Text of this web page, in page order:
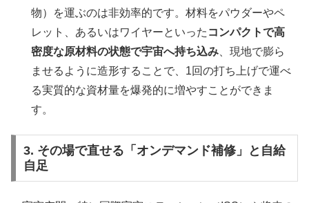
物）を運ぶのは非効率的です。材料をパウダーやペ
レット、あるいはワイヤーといった コンパクトで高
密度な原材料の状態で宇宙へ持ち込み 、現地で膨ら
ませるように造形することで、1回の打ち上げで運べ
る実質的な資材量を爆発的に増やすことができま
す。
3. その場で直せる「オンデマンド補修」と自給
自足